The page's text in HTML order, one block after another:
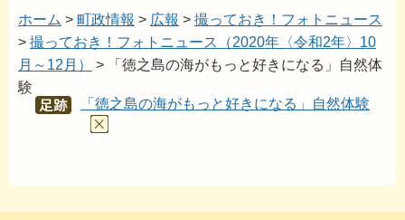
ホーム > 町政情報 > 広報 > 撮っておき！フォトニュース
> 撮っておき！フォトニュース（2020年〈令和2年〉10
月～12月）
> 「徳之島の海がもっと好きになる」自然体
験
あし
「徳之島の海がもっと好きになる」自然体験